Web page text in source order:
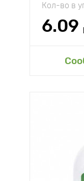
Кол-во в
6.09